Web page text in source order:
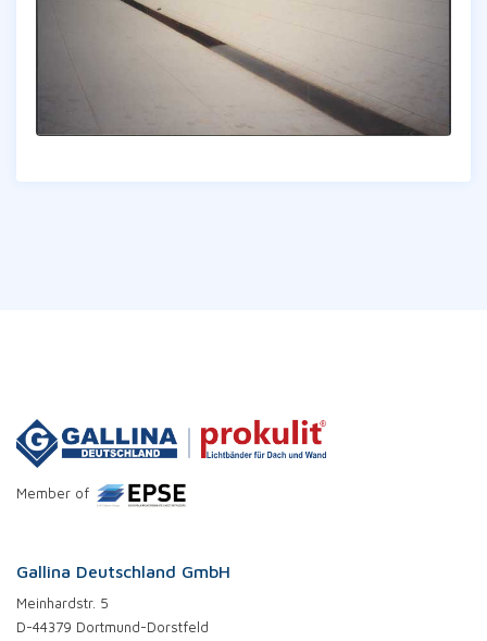
Member of
Gallina Deutschland GmbH
Meinhardstr. 5
D-44379 Dortmund-Dorstfeld